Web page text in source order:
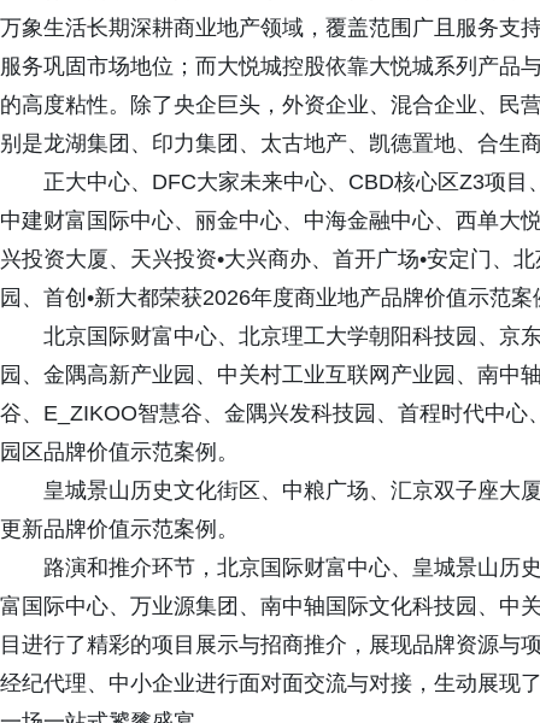
万象生活长期深耕商业地产领域，覆盖范围广且服务支
服务巩固市场地位；而大悦城控股依靠大悦城系列产品
的高度粘性。除了央企巨头，外资企业、混合企业、民
别是龙湖集团、印力集团、太古地产、凯德置地、合生
正大中心、DFC大家未来中心、CBD核心区Z3项
中建财富国际中心、丽金中心、中海金融中心、西单大
兴投资大厦、天兴投资•大兴商办、首开广场•安定门、
园、首创•新大都荣获2026年度商业地产品牌价值示范案
北京国际财富中心、北京理工大学朝阳科技园、京
园、金隅高新产业园、中关村工业互联网产业园、南中
谷、E_ZIKOO智慧谷、金隅兴发科技园、首程时代中
园区品牌价值示范案例。
皇城景山历史文化街区、中粮广场、汇京双子座大
更新品牌价值示范案例。
路演和推介环节，北京国际财富中心、皇城景山历
富国际中心、万业源集团、南中轴国际文化科技园、中
目进行了精彩的项目展示与招商推介，展现品牌资源与
经纪代理、中小企业进行面对面交流与对接，生动展现